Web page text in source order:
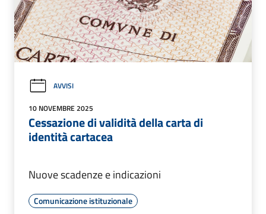
AVVISI
10 NOVEMBRE 2025
Cessazione di validità della carta di
identità cartacea
Nuove scadenze e indicazioni
Comunicazione istituzionale